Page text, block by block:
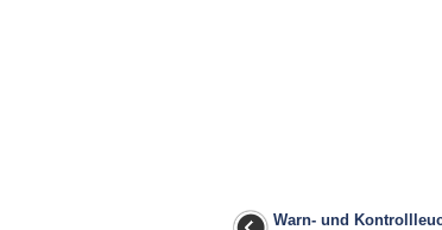
Warn- und